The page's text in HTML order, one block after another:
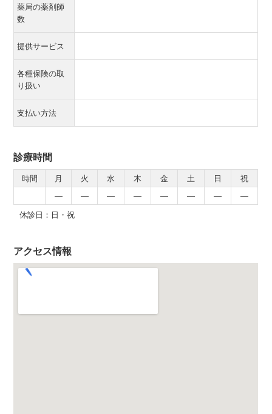
薬局の薬剤師
数
提供サービス
各種保険の取
り扱い
支払い方法
診療時間
時間 月 火 水 木 金 土 日
祝
―
― ― ― ― ― ―
―
休診日：日・祝
アクセス情報